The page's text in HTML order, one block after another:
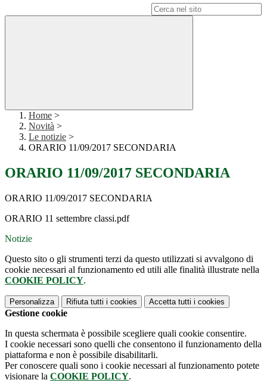
Home >
Novità >
Le notizie >
ORARIO 11/09/2017 SECONDARIA
ORARIO 11/09/2017 SECONDARIA
ORARIO 11/09/2017 SECONDARIA
ORARIO 11 settembre classi.pdf
Notizie
Questo sito o gli strumenti terzi da questo utilizzati si avvalgono di
cookie necessari al funzionamento ed utili alle finalità illustrate nella
COOKIE POLICY.
Personalizza Rifiuta tutti i cookies Accetta tutti i cookies
Gestione cookie
In questa schermata è possibile scegliere quali cookie consentire.
I cookie necessari sono quelli che consentono il funzionamento della
piattaforma e non è possibile disabilitarli.
Per conoscere quali sono i cookie necessari al funzionamento potete
visionare la COOKIE POLICY.